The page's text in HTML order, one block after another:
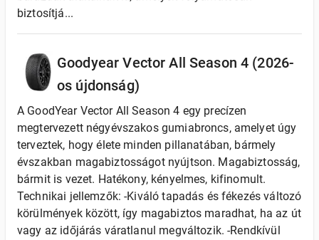
biztosítjá...
Goodyear Vector All Season 4 (2026-
os újdonság)
A GoodYear Vector All Season 4 egy precízen
megtervezett négyévszakos gumiabroncs, amelyet úgy
terveztek, hogy élete minden pillanatában, bármely
évszakban magabiztosságot nyújtson. Magabiztosság,
bármit is vezet. Hatékony, kényelmes, kifinomult.
Technikai jellemzők: -Kiváló tapadás és fékezés változó
körülmények között, így magabiztos maradhat, ha az út
vagy az időjárás váratlanul megváltozik. -Rendkívül